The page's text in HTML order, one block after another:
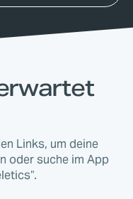
Links, um deine
oder suche im App